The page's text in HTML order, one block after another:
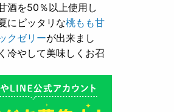
酒を50％以上使用し
にピッタリな桃もも甘
クゼリーが出来まし
冷やして美味しくお召
込み用酒粕が新発売！